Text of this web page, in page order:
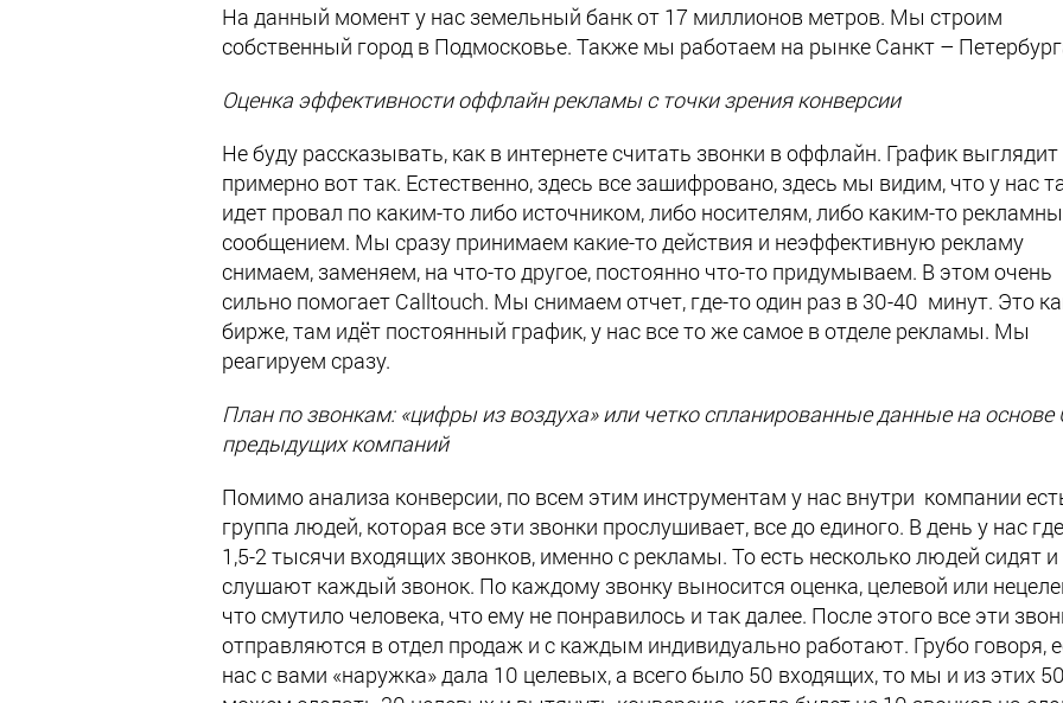
На данный момент у нас земельный банк от 17 миллионов метров. Мы строим
собственный город в Подмосковье. Также мы работаем на рынке Санкт –
Оценка эффективности оффлайн рекламы с точки зрения конверсии
Не буду рассказывать, как в интернете считать звонки в оффлайн. График выглядит
примерно вот так. Естественно, здесь все зашифровано, здесь мы видим, что у нас
идет провал по каким-то либо источником, либо носителям, либо каким-то
сообщением. Мы сразу принимаем какие-то действия и неэффективную рекламу
снимаем, заменяем, на что-то другое, постоянно что-то придумываем. В этом очень
сильно помогает Calltouch. Мы снимаем отчет, где-то один раз в 30-40 минут. Это
бирже, там идёт постоянный график, у нас все то же самое в отделе рекламы. Мы
реагируем сразу.
План по звонкам: «цифры из воздуха» или четко спланированные данные на основе
предыдущих компаний
Помимо анализа конверсии, по всем этим инструментам у нас внутри компании
группа людей, которая все эти звонки прослушивает, все до единого. В день у нас
1,5-2 тысячи входящих звонков, именно с рекламы. То есть несколько людей сидят и
слушают каждый звонок. По каждому звонку выносится оценка, целевой или
что смутило человека, что ему не понравилось и так далее. После этого все эти
отправляются в отдел продаж и с каждым индивидуально работают. Грубо говоря,
нас с вами «наружка» дала 10 целевых, а всего было 50 входящих, то мы и из этих